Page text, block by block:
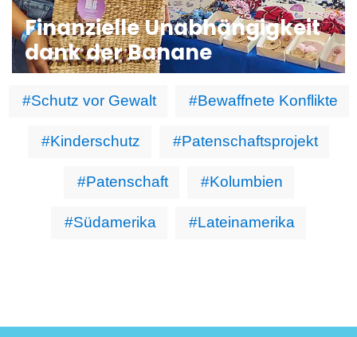
Finanzielle Unabhängigkeit
dank der Banane
#Schutz vor Gewalt #Bewaffnete Konflikte
#Kinderschutz #Patenschaftsprojekt
#Patenschaft #Kolumbien
#Südamerika #Lateinamerika